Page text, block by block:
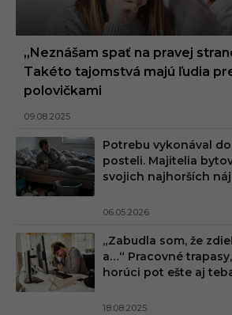
„Neznášam spať na pravej
Takéto tajomstvá majú ľudia
polovičkami
09.08.2025
Potrebu vykonával
posteli. Majitelia
svojich najhorších
06.05.2026
„Zabudla som, že
a…“ Pracovné
horúci pot ešte aj
18.08.2025